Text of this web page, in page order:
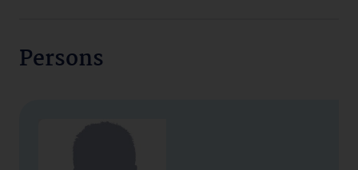
Persons